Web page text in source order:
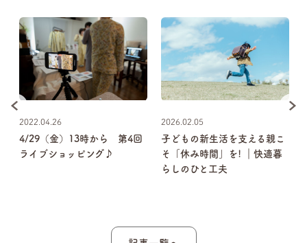
2022.04.26
4/29（金）13時から 第4回
ライブショッピング♪
2026.02.05
子どもの新生活を支える親こ
そ「休み時間」を! ｜快適暮
らしのひと工夫